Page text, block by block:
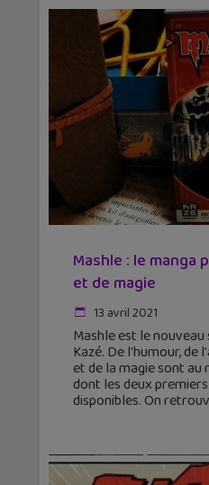
Mashle : le manga
et de magie
13 avril 2021
Mashle est le
Kazé. De l'humour, de
et de la magie sont au
dont les deux
disponibles. On